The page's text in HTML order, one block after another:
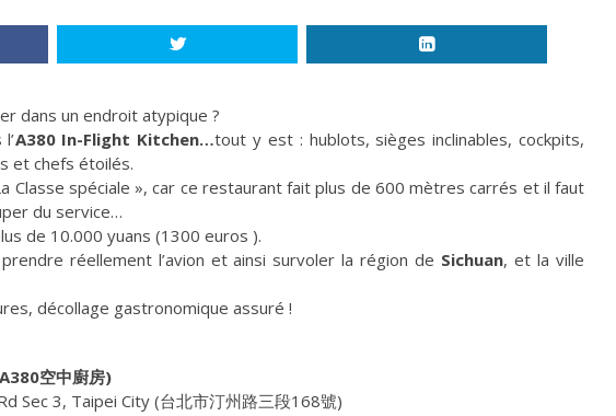
dans un endroit atypique ?
A380 In-Flight Kitchen…tout y est : hublots, sièges inclinables, cockpits,
et chefs étoilés.
Classe spéciale », car ce restaurant fait plus de 600 mètres carrés et il faut
du service…
de 10.000 yuans (1300 euros ).
réellement l’avion et ainsi survoler la région de Sichuan, et la ville
décollage gastronomique assuré !
空中廚房)
Sec 3, Taipei City (台北市汀州路三段168號)